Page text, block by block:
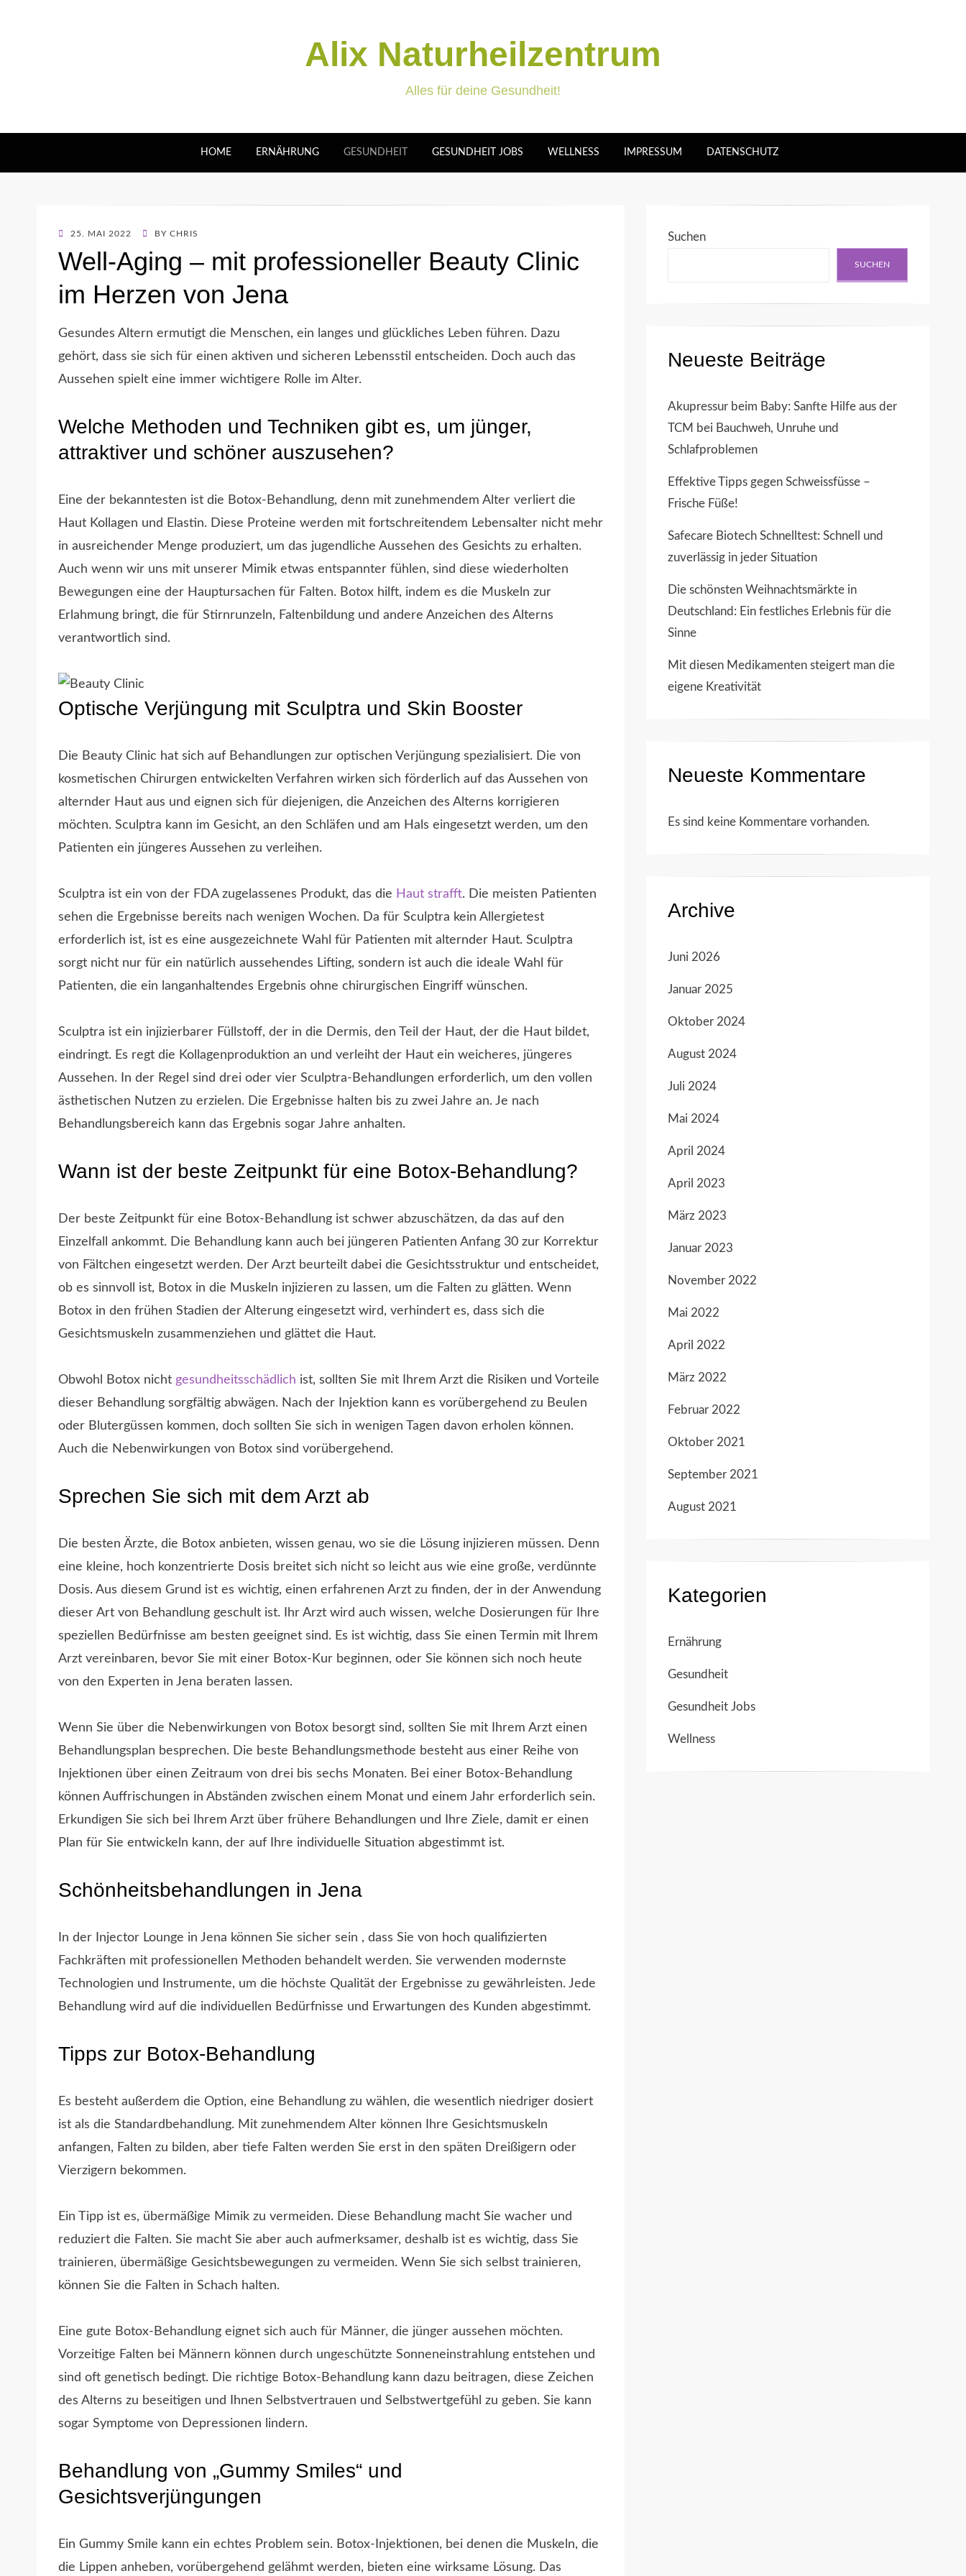
Alix Naturheilzentrum
Alles für deine Gesundheit!
HOME ERNÄHRUNG GESUNDHEIT GESUNDHEIT JOBS WELLNESS IMPRESSUM DATENSCHUTZ
POSTED
25. MAI 2022 BY CHRIS
Well-Aging – mit professioneller Beauty Clinic
im Herzen von Jena
Gesundes Altern ermutigt die Menschen, ein langes und glückliches Leben führen. Dazu
gehört, dass sie sich für einen aktiven und sicheren Lebensstil entscheiden. Doch auch das
Aussehen spielt eine immer wichtigere Rolle im Alter.
Welche Methoden und Techniken gibt es, um jünger,
attraktiver und schöner auszusehen?
Eine der bekanntesten ist die Botox-Behandlung, denn mit zunehmendem Alter verliert die
Haut Kollagen und Elastin. Diese Proteine werden mit fortschreitendem Lebensalter nicht mehr
in ausreichender Menge produziert, um das jugendliche Aussehen des Gesichts zu erhalten.
Auch wenn wir uns mit unserer Mimik etwas entspannter fühlen, sind diese wiederholten
Bewegungen eine der Hauptursachen für Falten. Botox hilft, indem es die Muskeln zur
Erlahmung bringt, die für Stirnrunzeln, Faltenbildung und andere Anzeichen des Alterns
verantwortlich sind.
Optische Verjüngung mit Sculptra und Skin Booster
Die Beauty Clinic hat sich auf Behandlungen zur optischen Verjüngung spezialisiert. Die von
kosmetischen Chirurgen entwickelten Verfahren wirken sich förderlich auf das Aussehen von
alternder Haut aus und eignen sich für diejenigen, die Anzeichen des Alterns korrigieren
möchten. Sculptra kann im Gesicht, an den Schläfen und am Hals eingesetzt werden, um den
Patienten ein jüngeres Aussehen zu verleihen.
Sculptra ist ein von der FDA zugelassenes Produkt, das die Haut strafft. Die meisten Patienten
sehen die Ergebnisse bereits nach wenigen Wochen. Da für Sculptra kein Allergietest
erforderlich ist, ist es eine ausgezeichnete Wahl für Patienten mit alternder Haut. Sculptra
sorgt nicht nur für ein natürlich aussehendes Lifting, sondern ist auch die ideale Wahl für
Patienten, die ein langanhaltendes Ergebnis ohne chirurgischen Eingriff wünschen.
Sculptra ist ein injizierbarer Füllstoff, der in die Dermis, den Teil der Haut, der die Haut bildet,
eindringt. Es regt die Kollagenproduktion an und verleiht der Haut ein weicheres, jüngeres
Aussehen. In der Regel sind drei oder vier Sculptra-Behandlungen erforderlich, um den vollen
ästhetischen Nutzen zu erzielen. Die Ergebnisse halten bis zu zwei Jahre an. Je nach
Behandlungsbereich kann das Ergebnis sogar Jahre anhalten.
Wann ist der beste Zeitpunkt für eine Botox-Behandlung?
Der beste Zeitpunkt für eine Botox-Behandlung ist schwer abzuschätzen, da das auf den
Einzelfall ankommt. Die Behandlung kann auch bei jüngeren Patienten Anfang 30 zur Korrektur
von Fältchen eingesetzt werden. Der Arzt beurteilt dabei die Gesichtsstruktur und entscheidet,
ob es sinnvoll ist, Botox in die Muskeln injizieren zu lassen, um die Falten zu glätten. Wenn
Botox in den frühen Stadien der Alterung eingesetzt wird, verhindert es, dass sich die
Gesichtsmuskeln zusammenziehen und glättet die Haut.
Obwohl Botox nicht gesundheitsschädlich ist, sollten Sie mit Ihrem Arzt die Risiken und Vorteile
dieser Behandlung sorgfältig abwägen. Nach der Injektion kann es vorübergehend zu Beulen
oder Blutergüssen kommen, doch sollten Sie sich in wenigen Tagen davon erholen können.
Auch die Nebenwirkungen von Botox sind vorübergehend.
Sprechen Sie sich mit dem Arzt ab
Die besten Ärzte, die Botox anbieten, wissen genau, wo sie die Lösung injizieren müssen. Denn
eine kleine, hoch konzentrierte Dosis breitet sich nicht so leicht aus wie eine große, verdünnte
Dosis. Aus diesem Grund ist es wichtig, einen erfahrenen Arzt zu finden, der in der Anwendung
dieser Art von Behandlung geschult ist. Ihr Arzt wird auch wissen, welche Dosierungen für Ihre
speziellen Bedürfnisse am besten geeignet sind. Es ist wichtig, dass Sie einen Termin mit Ihrem
Arzt vereinbaren, bevor Sie mit einer Botox-Kur beginnen, oder Sie können sich noch heute
von den Experten in Jena beraten lassen.
Wenn Sie über die Nebenwirkungen von Botox besorgt sind, sollten Sie mit Ihrem Arzt einen
Behandlungsplan besprechen. Die beste Behandlungsmethode besteht aus einer Reihe von
Injektionen über einen Zeitraum von drei bis sechs Monaten. Bei einer Botox-Behandlung
können Auffrischungen in Abständen zwischen einem Monat und einem Jahr erforderlich sein.
Erkundigen Sie sich bei Ihrem Arzt über frühere Behandlungen und Ihre Ziele, damit er einen
Plan für Sie entwickeln kann, der auf Ihre individuelle Situation abgestimmt ist.
Schönheitsbehandlungen in Jena
In der Injector Lounge in Jena können Sie sicher sein , dass Sie von hoch qualifizierten
Fachkräften mit professionellen Methoden behandelt werden. Sie verwenden modernste
Technologien und Instrumente, um die höchste Qualität der Ergebnisse zu gewährleisten. Jede
Behandlung wird auf die individuellen Bedürfnisse und Erwartungen des Kunden abgestimmt.
Tipps zur Botox-Behandlung
Es besteht außerdem die Option, eine Behandlung zu wählen, die wesentlich niedriger dosiert
ist als die Standardbehandlung. Mit zunehmendem Alter können Ihre Gesichtsmuskeln
anfangen, Falten zu bilden, aber tiefe Falten werden Sie erst in den späten Dreißigern oder
Vierzigern bekommen.
Ein Tipp ist es, übermäßige Mimik zu vermeiden. Diese Behandlung macht Sie wacher und
reduziert die Falten. Sie macht Sie aber auch aufmerksamer, deshalb ist es wichtig, dass Sie
trainieren, übermäßige Gesichtsbewegungen zu vermeiden. Wenn Sie sich selbst trainieren,
können Sie die Falten in Schach halten.
Eine gute Botox-Behandlung eignet sich auch für Männer, die jünger aussehen möchten.
Vorzeitige Falten bei Männern können durch ungeschützte Sonneneinstrahlung entstehen und
sind oft genetisch bedingt. Die richtige Botox-Behandlung kann dazu beitragen, diese Zeichen
des Alterns zu beseitigen und Ihnen Selbstvertrauen und Selbstwertgefühl zu geben. Sie kann
sogar Symptome von Depressionen lindern.
Behandlung von „Gummy Smiles“ und
Gesichtsverjüngungen
Ein Gummy Smile kann ein echtes Problem sein. Botox-Injektionen, bei denen die Muskeln, die
die Lippen anheben, vorübergehend gelähmt werden, bieten eine wirksame Lösung. Das
Suchen
SUCHEN
Neueste Beiträge
Akupressur beim Baby: Sanfte Hilfe aus der
TCM bei Bauchweh, Unruhe und
Schlafproblemen
Effektive Tipps gegen Schweissfüsse –
Frische Füße!
Safecare Biotech Schnelltest: Schnell und
zuverlässig in jeder Situation
Die schönsten Weihnachtsmärkte in
Deutschland: Ein festliches Erlebnis für die
Sinne
Mit diesen Medikamenten steigert man die
eigene Kreativität
Neueste Kommentare
Es sind keine Kommentare vorhanden.
Archive
Juni 2026
Januar 2025
Oktober 2024
August 2024
Juli 2024
Mai 2024
April 2024
April 2023
März 2023
Januar 2023
November 2022
Mai 2022
April 2022
März 2022
Februar 2022
Oktober 2021
September 2021
August 2021
Kategorien
Ernährung
Gesundheit
Gesundheit Jobs
Wellness